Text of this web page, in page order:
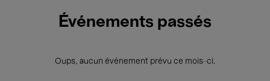
Événements passés
Oups, aucun événement prévu ce mois-ci.